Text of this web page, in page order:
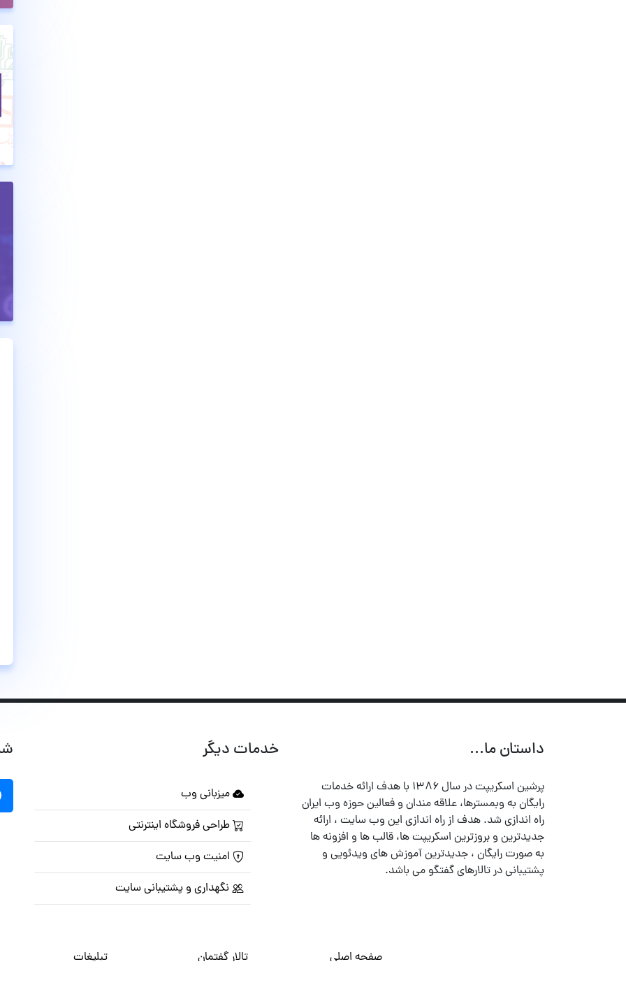
داستان ما...
پرشین اسکریپت در سال ۱۳۸۶ با هدف ارائه خدمات
رایگان به وبمسترها، علاقه مندان و فعالین حوزه وب ایران
راه اندازی شد. هدف از راه اندازی این وب سایت ، ارائه
جدیدترین و بروزترین اسکریپت ها، قالب ها و افزونه ها
به صورت رایگان ، جدیدترین آموزش های ویدئویی و
پشتیبانی در تالارهای گفتگو می باشد.
خدمات دیگر
میزبانی وب
طراحی فروشگاه اینترنتی
امنیت وب سایت
نگهداری و پشتیبانی سایت
صفحه اصلی تالار گفتمان تبلیغات